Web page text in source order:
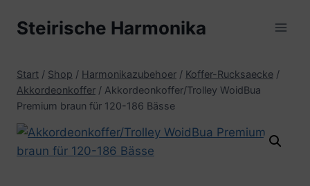
InhaltSteirische Harmonika
Start / Shop / Harmonikazubehoer / Koffer-Rucksaecke /
Akkordeonkoffer / Akkordeonkoffer/Trolley WoidBua
Premium braun für 120-186 Bässe